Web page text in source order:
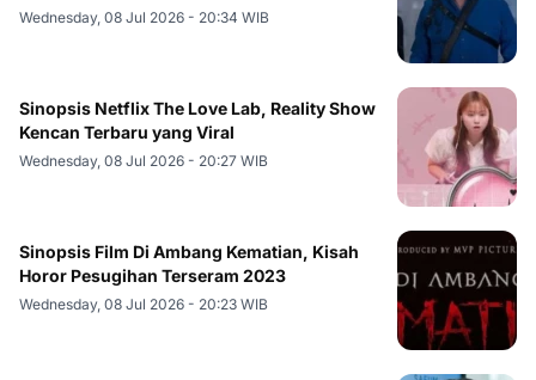
Wednesday, 08 Jul 2026 - 20:34 WIB
Sinopsis Netflix The Love Lab, Reality Show
Kencan Terbaru yang Viral
Wednesday, 08 Jul 2026 - 20:27 WIB
Sinopsis Film Di Ambang Kematian, Kisah
Horor Pesugihan Terseram 2023
Wednesday, 08 Jul 2026 - 20:23 WIB